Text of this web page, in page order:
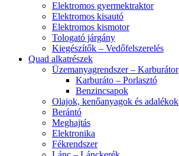
Elektromos gyermektraktor
Elektromos kisautó
Elektromos kismotor
Tologató járgány
Kiegészítők – Vedőfelszerelés
Quad alkatrészek
Üzemanyagrendszer – Karburátor
Karburáto – Porlasztó
Benzincsapok
Olajok, kenőanyagok és adalékok
Berántó
Meghajtás
Elektronika
Fékrendszer